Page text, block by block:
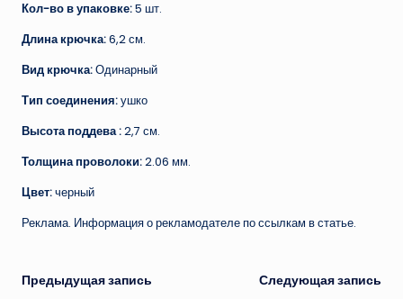
Кол-во в упаковке:5 шт.
Длина крючка:6,2 см.
Вид крючка:Одинарный
Тип соединения:ушко
Высота поддева :2,7 см.
Толщина проволоки:2.06 мм.
Цвет:черный
Реклама. Информация о рекламодателе по ссылкам в статье.
Навигация
Предыдущая запись Следующая запись